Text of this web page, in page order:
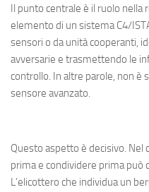
Il punto centrale è il ruolo nella
elemento di un sistema C4/
sensori o da unità cooperanti,
avversarie e trasmettendo le
controllo. In altre parole, non è
sensore avanzato.
Questo aspetto è decisivo.
prima e condividere prima può
L’elicottero che individua un